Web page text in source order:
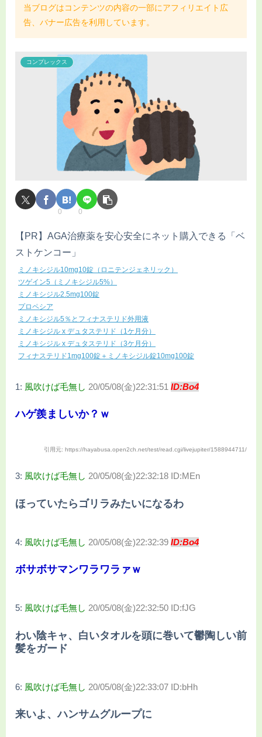
当ブログはコンテンツの内容の一部にアフィリエイト広
告、バナー広告を利用しています。
コンプレックス
0 0
【PR】AGA治療薬を安心安全にネット購入できる「ベ
ストケンコー」
ミノキシジル10mg10錠（ロニテンジェネリック）
ツゲイン5（ミノキシジル5%）
ミノキシジル2.5mg100錠
プロペシア
ミノキシジル5％とフィナステリド外用液
ミノキシジル x デュタステリド（1ケ月分）
ミノキシジル x デュタステリド（3ケ月分）
フィナステリド1mg100錠＋ミノキシジル錠10mg100錠
1: 風吹けば毛無し 20/05/08(金)22:31:51 ID:Bo4
ハゲ羨ましいか？ｗ
引用元: https://hayabusa.open2ch.net/test/read.cgi/livejupiter/1588944711/
3: 風吹けば毛無し 20/05/08(金)22:32:18 ID:MEn
ほっていたらゴリラみたいになるわ
4: 風吹けば毛無し 20/05/08(金)22:32:39 ID:Bo4
ボサボサマンワラワラァｗ
5: 風吹けば毛無し 20/05/08(金)22:32:50 ID:fJG
わい陰キャ、白いタオルを頭に巻いて鬱陶しい前
髪をガード
6: 風吹けば毛無し 20/05/08(金)22:33:07 ID:bHh
来いよ、ハンサムグループに